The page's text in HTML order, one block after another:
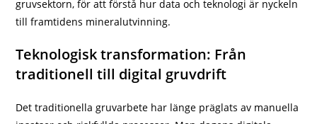
gruvsektorn, för att förstå hur data och teknologi är nyckeln
till framtidens mineralutvinning.
Teknologisk transformation: Från
traditionell till digital gruvdrift
Det traditionella gruvarbete har länge präglats av manuella